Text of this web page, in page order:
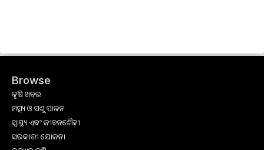
Browse
କୃଷି ଖବର
ମତ୍ସ୍ୟ ଓ ପଶୁ ପାଳନ
ସ୍ୱାସ୍ଥ୍ୟ ଏବଂ ଜୀବନଶୈଳୀ
ସରକାରୀ ଯୋଜନା